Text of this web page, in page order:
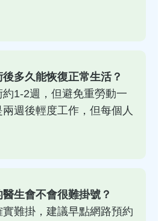
多久能恢復正常生活？
1-2週，但避免重勞動一
週後輕度工作，但每個人
生會不會很難掛號？
難掛，建議早點網路預約